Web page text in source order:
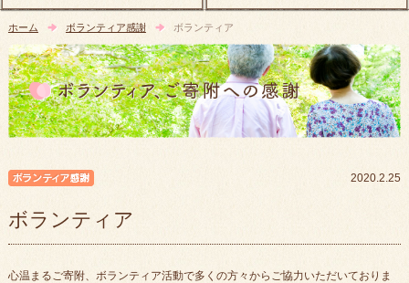
ホーム ボランティア感謝 ボランティア
2020.2.25
ボランティア
心温まるご寄附、ボランティア活動で多くの方々からご協力いただいておりま